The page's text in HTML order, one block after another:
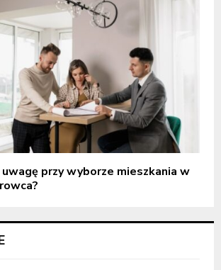
przy wyborze mieszkania w